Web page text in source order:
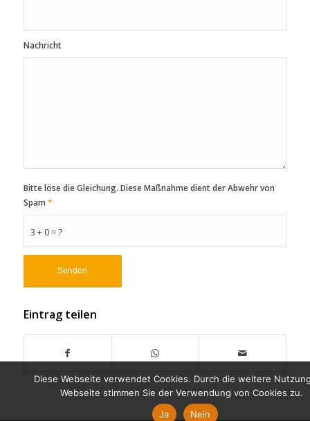
Nachricht
3 + 0 = ?
Bitte löse die Gleichung. Diese Maßnahme dient der Abwehr von
Spam *
Eintrag teilen
Diese Webseite verwendet Cookies. Durch die weitere
Webseite stimmen Sie der Verwendung von Cookies zu.
Ja
Nein